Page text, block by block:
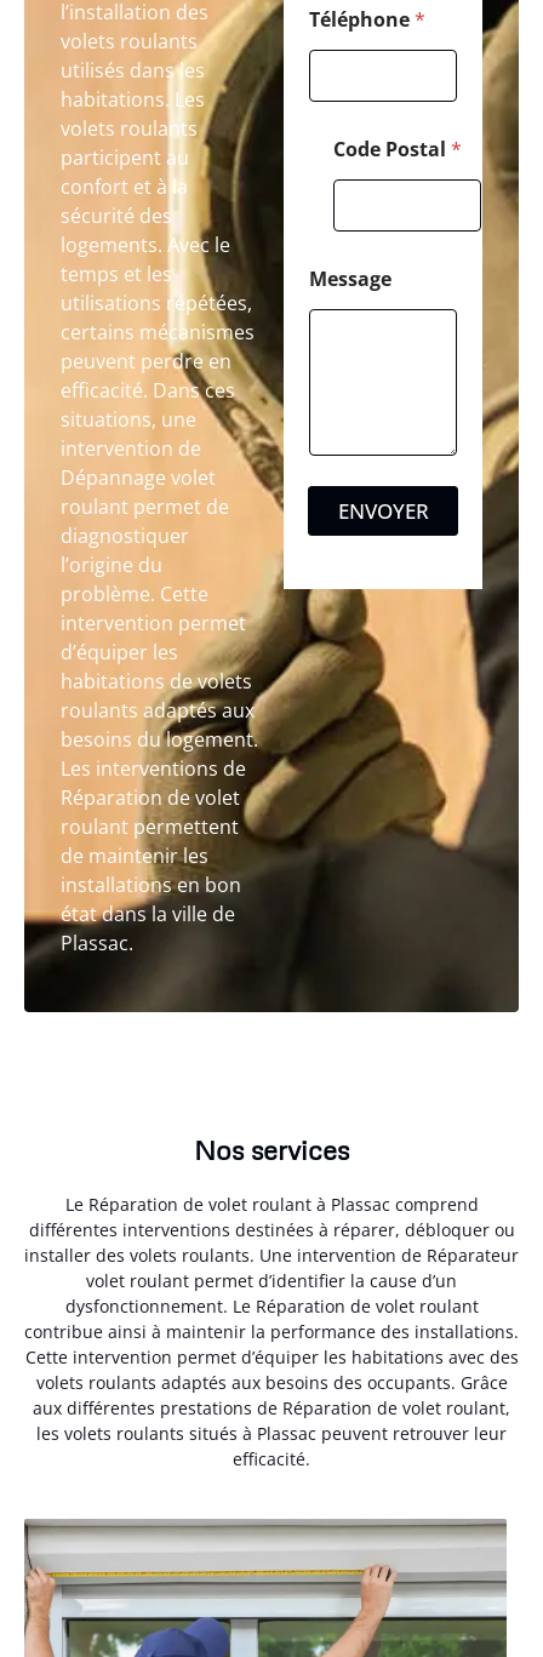
l’installation des
volets roulants
utilisés dans les
habitations. Les
volets roulants
participent au
confort et à la
sécurité des
logements. Avec le
temps et les
utilisations répétées,
certains mécanismes
peuvent perdre en
efficacité. Dans ces
situations, une
intervention de
Dépannage volet
roulant permet de
diagnostiquer
l’origine du
problème. Cette
intervention permet
d’équiper les
habitations de volets
roulants adaptés aux
besoins du logement.
Les interventions de
Réparation de volet
roulant permettent
de maintenir les
installations en bon
état dans la ville de
Plassac.
Téléphone*
Code Postal *
Message
ENVOYER
Nos services
Le Réparation de volet roulant à Plassac comprend
différentes interventions destinées à réparer, débloquer ou
installer des volets roulants. Une intervention de Réparateur
volet roulant permet d’identifier la cause d’un
dysfonctionnement. Le Réparation de volet roulant
contribue ainsi à maintenir la performance des installations.
Cette intervention permet d’équiper les habitations avec des
volets roulants adaptés aux besoins des occupants. Grâce
aux différentes prestations de Réparation de volet roulant,
les volets roulants situés à Plassac peuvent retrouver leur
efficacité.